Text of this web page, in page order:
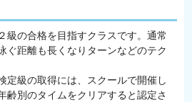
級の合格を目指すクラスです。通常
ぐ距離も長くなりターンなどのテク
定級の取得には、スクールで開催し
齢別のタイムをクリアすると認定さ